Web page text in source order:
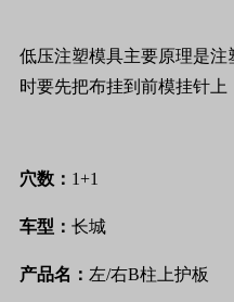
低压注塑模具主要原理是
时要先把布挂到前模挂针上
穴数： 1+1
车型： 长城
产品名： 左/右B柱上护板